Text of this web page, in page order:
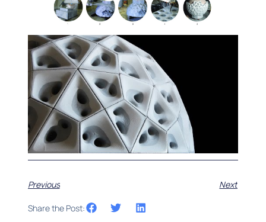
Previous Next
Share the Post: